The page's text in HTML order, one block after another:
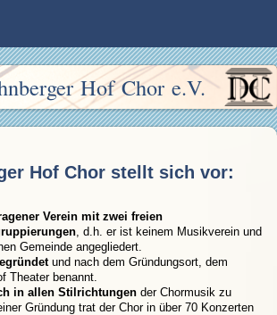
Hof Chor e.V.
Hof Chor stellt sich vor:
Verein mit zwei freien
, d.h. er ist keinem Musikverein und
Gemeinde angegliedert.
und nach dem Gründungsort, dem
Theater benannt.
in allen Stilrichtungen der Chormusik zu
Gründung trat der Chor in über 70 Konzerten